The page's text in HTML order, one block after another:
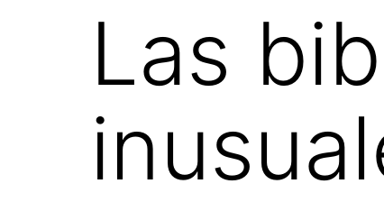
Las